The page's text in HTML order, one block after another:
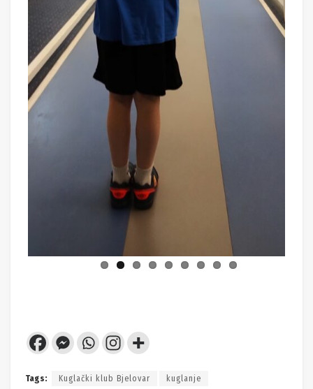
Tags: Kuglački klub Bjelovar kuglanje